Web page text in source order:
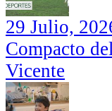
29 Julio,
Compacto
Vicente